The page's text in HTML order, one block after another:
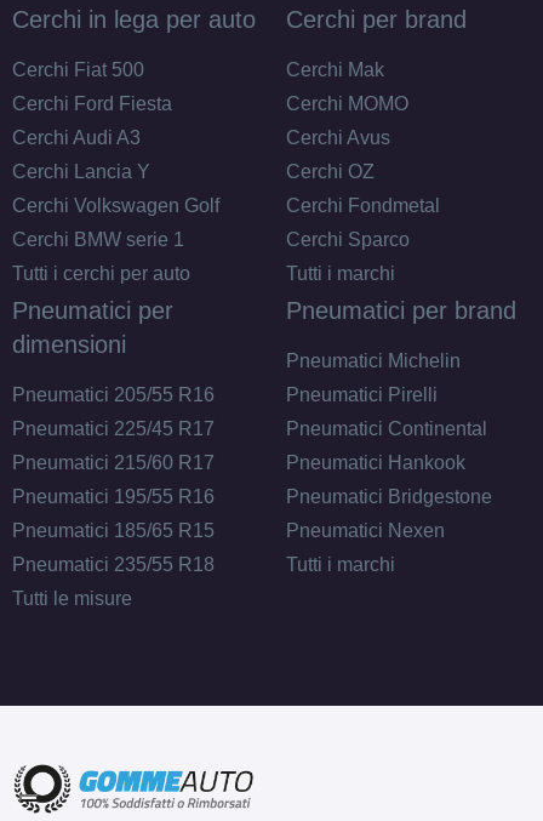
Cerchi in lega per auto
Cerchi Fiat 500
Cerchi Ford Fiesta
Cerchi Audi A3
Cerchi Lancia Y
Cerchi Volkswagen Golf
Cerchi BMW serie 1
Tutti i cerchi per auto
Cerchi per brand
Cerchi Mak
Cerchi MOMO
Cerchi Avus
Cerchi OZ
Cerchi Fondmetal
Cerchi Sparco
Tutti i marchi
Pneumatici per
dimensioni
Pneumatici 205/55 R16
Pneumatici 225/45 R17
Pneumatici 215/60 R17
Pneumatici 195/55 R16
Pneumatici 185/65 R15
Pneumatici 235/55 R18
Tutti le misure
Pneumatici per brand
Pneumatici Michelin
Pneumatici Pirelli
Pneumatici Continental
Pneumatici Hankook
Pneumatici Bridgestone
Pneumatici Nexen
Tutti i marchi